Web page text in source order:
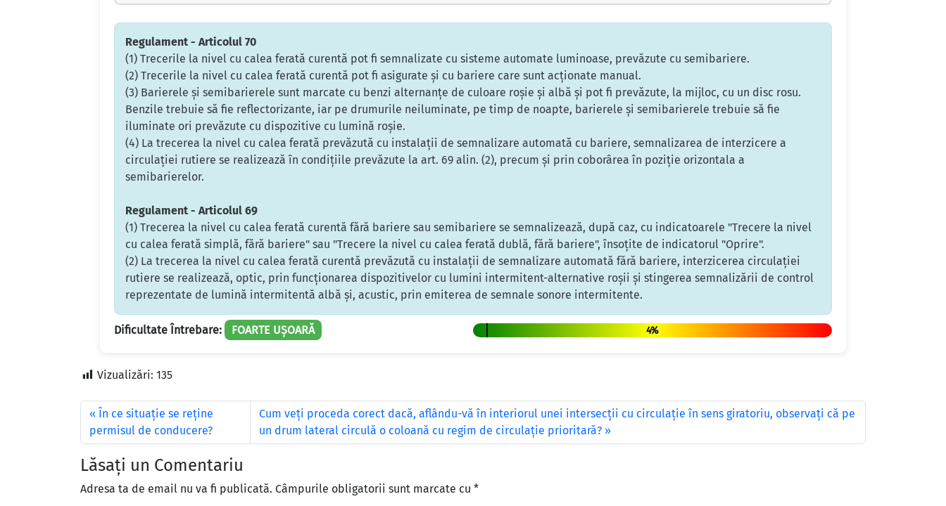
Regulament - Articolul 70
(1) Trecerile la nivel cu calea ferată curentă pot fi semnalizate cu sisteme automate luminoase, prevăzute cu semibariere.
(2) Trecerile la nivel cu calea ferată curentă pot fi asigurate şi cu bariere care sunt acţionate manual.
(3) Barierele şi semibarierele sunt marcate cu benzi alternanţe de culoare roşie şi albă şi pot fi prevăzute, la mijloc, cu un disc rosu.
Benzile trebuie să fie reflectorizante, iar pe drumurile neiluminate, pe timp de noapte, barierele şi semibarierele trebuie să fie
iluminate ori prevăzute cu dispozitive cu lumină roşie.
(4) La trecerea la nivel cu calea ferată prevăzută cu instalaţii de semnalizare automată cu bariere, semnalizarea de interzicere a
circulaţiei rutiere se realizează în condiţiile prevăzute la art. 69 alin. (2), precum şi prin coborârea în poziţie orizontala a
semibarierelor.
Regulament - Articolul 69
(1) Trecerea la nivel cu calea ferată curentă fără bariere sau semibariere se semnalizează, după caz, cu indicatoarele "Trecere la nivel
cu calea ferată simplă, fără bariere" sau "Trecere la nivel cu calea ferată dublă, fără bariere", însoţite de indicatorul "Oprire".
(2) La trecerea la nivel cu calea ferată curentă prevăzută cu instalaţii de semnalizare automată fără bariere, interzicerea circulaţiei
rutiere se realizează, optic, prin funcţionarea dispozitivelor cu lumini intermitent-alternative roşii şi stingerea semnalizării de control
reprezentate de lumină intermitentă albă şi, acustic, prin emiterea de semnale sonore intermitente.
Dificultate Întrebare: FOARTE UȘOARĂ 4%
Vizualizări: 135
În ce situaţie se reţine
permisul de conducere?
Cum veţi proceda corect dacă, aflându-vă în interiorul unei intersecţii cu circulaţie în sens giratoriu, observaţi că pe
un drum lateral circulă o coloană cu regim de circulaţie prioritară?
Lăsați un Comentariu
Adresa ta de email nu va fi publicată. Câmpurile obligatorii sunt marcate cu *